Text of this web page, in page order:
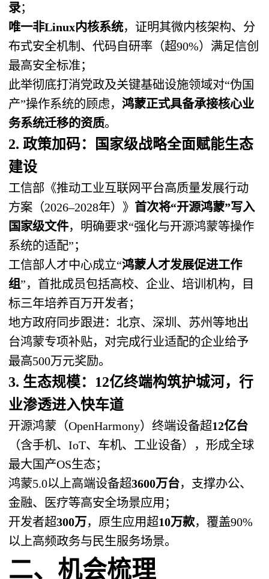
录；
唯一非Linux内核系统，证明其微内核架构、分
布式安全机制、代码自研率（超90%）满足信创
最高安全标准；
此举彻底打消党政及关键基础设施领域对“伪国
产”操作系统的顾虑，鸿蒙正式具备承接核心业
务系统迁移的资质。
2. 政策加码：国家级战略全面赋能生态
建设
工信部《推动工业互联网平台高质量发展行动
方案（2026–2028年）》 首次将“开源鸿蒙”写入
国家级文件，明确要求“强化与开源鸿蒙等操作
系统的适配”；
工信部人才中心成立“鸿蒙人才发展促进工作
组”，首批成员包括高校、企业、培训机构，目
标三年培养百万开发者；
地方政府同步跟进：北京、深圳、苏州等地出
台鸿蒙专项补贴，对完成行业适配的企业给予
最高500万元奖励。
3. 生态规模：12亿终端构筑护城河，行
业渗透进入快车道
开源鸿蒙（OpenHarmony）终端设备超12亿台
（含手机、IoT、车机、工业设备），形成全球
最大国产OS生态；
鸿蒙5.0以上高端设备超3600万台，支撑办公、
金融、医疗等高安全场景应用；
开发者超300万，原生应用超10万款，覆盖90%
以上高频政务与民生服务场景。
二、机会梳理